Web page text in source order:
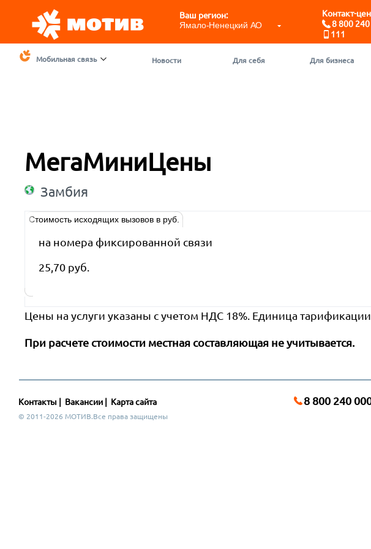
Ваш регион:
Ямало-Ненецкий АО
Контакт-
8 800
111
Мобильная связь Новости Для себя Для бизнеса
МегаМиниЦены
Замбия
Стоимость исходящих вызовов в руб.
на номера фиксированной связи
25,70 руб.
Цены на услуги указаны с учетом НДС 18%. Единица
При расчете стоимости местная составляющая не учитывается.
Контакты Вакансии Карта сайта 8 800 240
© 2011-2026 МОТИВ.Все права защищены